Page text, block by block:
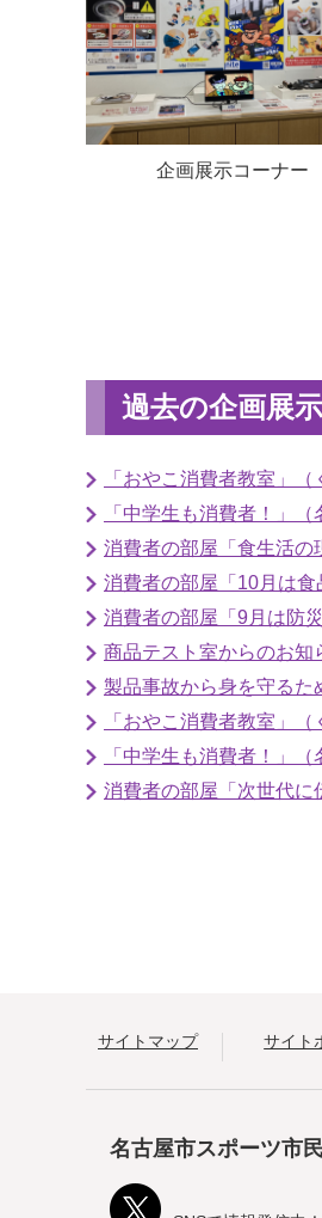
企画展示コーナー
過去の企画展示
「おやこ消費者教室」
「中学生も消費者！」
消費者の部屋「食生活の
消費者の部屋「10月は食
消費者の部屋「9月は防
商品テスト室からのお知
製品事故から身を守るた
「おやこ消費者教室」
「中学生も消費者！」
消費者の部屋「次世代
サイトマップ サイト
名古屋市スポーツ市